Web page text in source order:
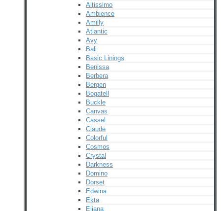
Altissimo
Ambience
Amilly
Atlantic
Avy
Bali
Basic Linings
Benissa
Berbera
Bergen
Bogatell
Buckle
Canvas
Cassel
Claude
Colorful
Cosmos
Crystal
Darkness
Domino
Dorset
Edwina
Ekta
Eliana